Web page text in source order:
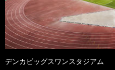
デンカビッグスワンスタジアム